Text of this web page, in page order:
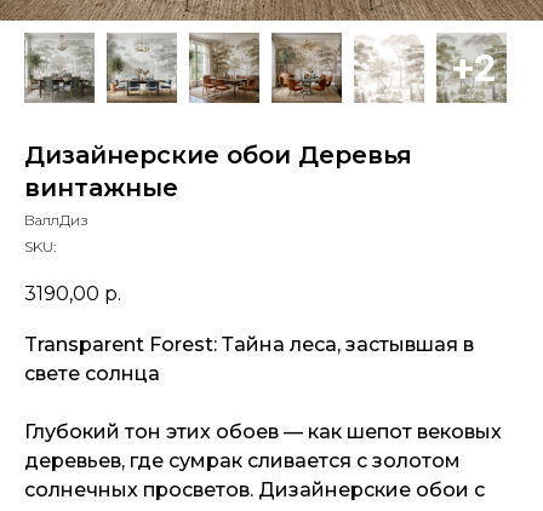
Дизайнерские обои Деревья
винтажные
ВаллДиз
SKU:
3190,00 р.
Transparent Forest: Тайна леса, застывшая в
свете солнца
Глубокий тон этих обоев — как шепот вековых
деревьев, где сумрак сливается с золотом
солнечных просветов. Дизайнерские обои с